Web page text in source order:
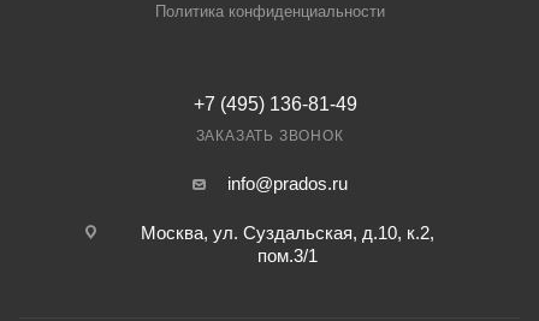
Политика конфиденциальности
+7 (495) 136-81-49
ЗАКАЗАТЬ ЗВОНОК
info@prados.ru
Москва, ул. Суздальская, д.10, к.2,
пом.3/1